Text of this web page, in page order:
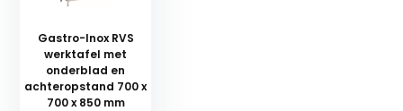
Gastro-Inox RVS
werktafel met
onderblad en
achteropstand 700 x
700 x 850 mm